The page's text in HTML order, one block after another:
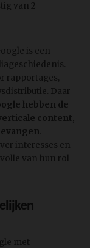
van 2
is een
rapportages,
Daar
hebben de
content,
interesses en
van hun rol
met